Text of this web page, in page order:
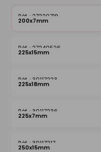
27220719
200x7mm
27240526
225x15mm
30117223
225x18mm
30117236
225x7mm
30117217
250x15mm